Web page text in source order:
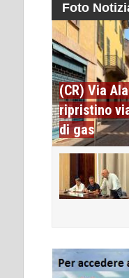
Foto
(CR) Via
ripristino
di gas